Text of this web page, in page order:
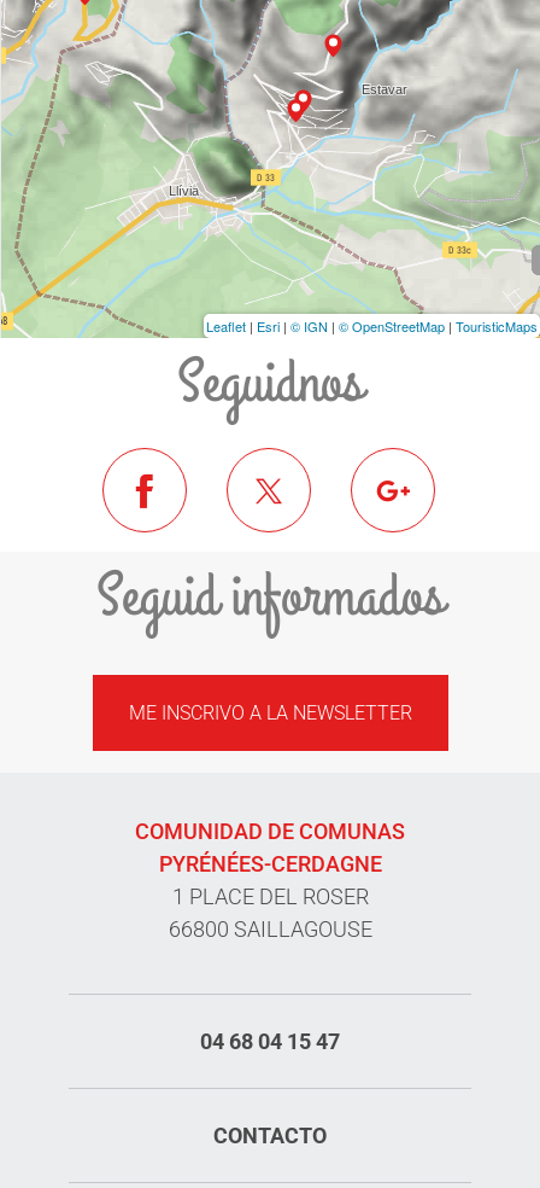
Leaflet | Esri | © IGN | © OpenStreetMap | TouristicMaps
Seguidnos
Seguid informados
ME INSCRIVO A LA NEWSLETTER
COMUNIDAD DE COMUNAS
PYRÉNÉES-CERDAGNE
1 PLACE DEL ROSER
66800 SAILLAGOUSE
04 68 04 15 47
CONTACTO